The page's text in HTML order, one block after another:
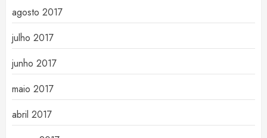
agosto 2017
julho 2017
junho 2017
maio 2017
abril 2017